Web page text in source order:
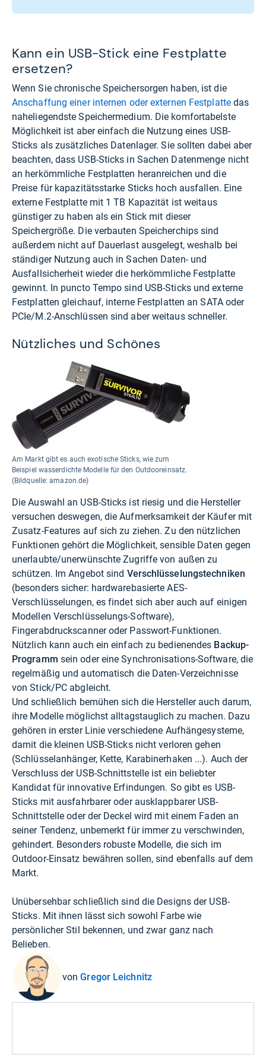
Kann ein USB-Stick eine Festplatte
ersetzen?
Wenn Sie chronische Speichersorgen haben, ist die
Anschaffung einer internen oder externen Festplattedas
naheliegendste Speichermedium. Die komfortabelste
Möglichkeit ist aber einfach die Nutzung eines USB-
Sticks als zusätzliches Datenlager. Sie sollten dabei aber
beachten, dass USB-Sticks in Sachen Datenmenge nicht
an herkömmliche Festplatten heranreichen und die
Preise für kapazitätsstarke Sticks hoch ausfallen. Eine
externe Festplatte mit 1 TB Kapazität ist weitaus
günstiger zu haben als ein Stick mit dieser
Speichergröße. Die verbauten Speicherchips sind
außerdem nicht auf Dauerlast ausgelegt, weshalb bei
ständiger Nutzung auch in Sachen Daten- und
Ausfallsicherheit wieder die herkömmliche Festplatte
gewinnt. In puncto Tempo sind USB-Sticks und externe
Festplatten gleichauf, interne Festplatten an SATA oder
PCIe/M.2-Anschlüssen sind aber weitaus schneller.
Nützliches und Schönes
Am Markt gibt es auch exotische Sticks, wie zum
Beispiel wasserdichte Modelle für den Outdooreinsatz.
(Bildquelle: amazon.de)
Die Auswahl an USB-Sticks ist riesig und die Hersteller
versuchen deswegen, die Aufmerksamkeit der Käufer mit
Zusatz-Features auf sich zu ziehen. Zu den nützlichen
Funktionen gehört die Möglichkeit, sensible Daten gegen
unerlaubte/unerwünschte Zugriffe von außen zu
schützen. Im Angebot sind Verschlüsselungstechniken
(besonders sicher: hardwarebasierte AES-
Verschlüsselungen, es findet sich aber auch auf einigen
Modellen Verschlüsselungs-Software),
Fingerabdruckscanner oder Passwort-Funktionen.
Nützlich kann auch ein einfach zu bedienendes Backup-
Programm sein oder eine Synchronisations-Software, die
regelmäßig und automatisch die Daten-Verzeichnisse
von Stick/PC abgleicht.
Und schließlich bemühen sich die Hersteller auch darum,
ihre Modelle möglichst alltagstauglich zu machen. Dazu
gehören in erster Linie verschiedene Aufhängesysteme,
damit die kleinen USB-Sticks nicht verloren gehen
(Schlüsselanhänger, Kette, Karabinerhaken ...). Auch der
Verschluss der USB-Schnittstelle ist ein beliebter
Kandidat für innovative Erfindungen. So gibt es USB-
Sticks mit ausfahrbarer oder ausklappbarer USB-
Schnittstelle oder der Deckel wird mit einem Faden an
seiner Tendenz, unbemerkt für immer zu verschwinden,
gehindert. Besonders robuste Modelle, die sich im
Outdoor-Einsatz bewähren sollen, sind ebenfalls auf dem
Markt.
Unübersehbar schließlich sind die Designs der USB-
Sticks. Mit ihnen lässt sich sowohl Farbe wie
persönlicher Stil bekennen, und zwar ganz nach
Belieben.
vonGregor Leichnitz